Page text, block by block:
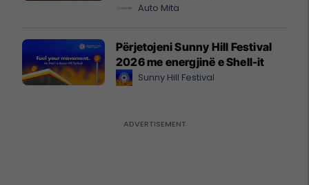
Auto Mita
Përjetojeni Sunny Hill Festival
2026 me energjinë e Shell-it
Sunny Hill Festival